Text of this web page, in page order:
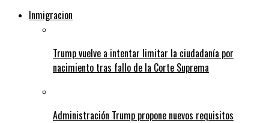
Inmigracion
Trump vuelve a intentar limitar la ciudadanía por
nacimiento tras fallo de la Corte Suprema
Administración Trump propone nuevos requisitos